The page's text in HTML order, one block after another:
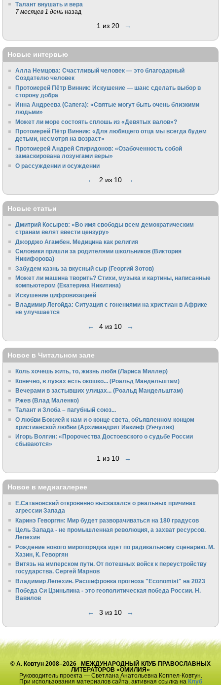
Талант внушать и вера
7 месяцев 1 день назад
1 из 20 →
Новые интервью
Алла Немцова: Счастливый человек — это благодарный
Создателю человек
Протоиерей Пётр Винник: Искушение — шанс сделать выбор в
сторону добра
Инна Андреева (Сапега): «Святые могут быть очень близкими
людьми»
Может ли море состоять сплошь из «Девятых валов»?
Протоиерей Пётр Винник: «Для любящего отца мы всегда будем
детьми, несмотря на возраст»
Протоиерей Андрей Спиридонов: «Озабоченность собой
замаскирована лозунгами веры»
О рассуждении и осуждении
← 2 из 10 →
Новые статьи
Дмитрий Косырев: «Во имя свободы всем демократическим
странам велят ввести цензуру»
Джорджо Агамбен. Медицина как религия
Силовики пришли за родителями школьников (Виктория
Никифорова)
Забудем казнь за вкусный сыр (Георгий Зотов)
Может ли машина творить? Стихи, музыка и картины, написанные
компьютером (Екатерина Никитина)
Искушение цифровизацией
Владимир Легойда: Ситуация с гонениями на христиан в Африке
не улучшается
← 4 из 10 →
Новое в Читальном зале
Коль хочешь жить, то, жизнь любя (Лариса Миллер)
Конечно, в лужах есть окошко... (Роальд Мандельштам)
Вечерами в застывших улицах... (Роальд Мандельштам)
Ржев (Влад Маленко)
Талант и Злоба – пагубный союз...
О любви Божией к нам и о конце света, объявленном концом
христианской любви (Архимандрит Иакинф (Унчуляк)
Игорь Волгин: «Пророчества Достоевского о судьбе России
сбываются»
1 из 10 →
Новое в медиагалерее
Е.Сатановский откровенно высказался о реальных причинах
агрессии Запада
Каринэ Геворгян: Мир будет разворачиваться на 180 градусов
Цель Запада - не промышленная революция, а захват ресурсов.
Лепехин
Рождение нового миропорядка идёт по радикальному сценарию. М.
Хазин, К. Геворгян
Витязь на имперском пути. От потешных войск к переустройству
государства. Сергей Марнов
Владимир Лепехин. Расшифровка прогноза "Economist" на 2023
Победа Си Цзиньпина - это геополитическая победа России. Н.
Вавилов
← 3 из 10 →
© А. Ковтун 2008–2026 МЕЖДУНАРОДНЫЙ КЛУБ ПРАВОСЛАВНЫХ
ЛИТЕРАТОРОВ «ОМИЛИЯ»
Руководитель проекта — Светлана Анатольевна Коппел-Ковтун.
При использования материалов сайта, активная ссылка на Клуб